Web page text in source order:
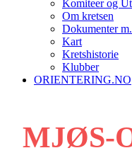
Komiteer og
Om kretsen
Dokumenter
Kart
Kretshistorie
Klubber
ORIENTERING.NO
MJØS-